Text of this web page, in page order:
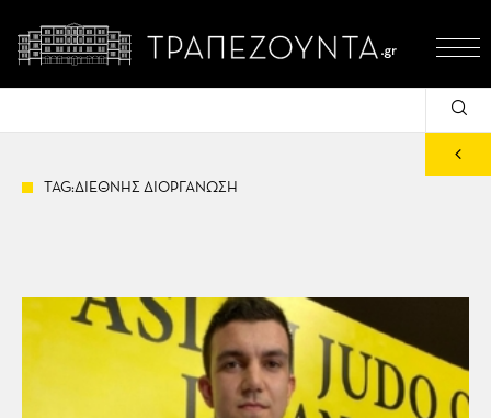
TAG:ΔΙΕΘΝΗΣ ΔΙΟΡΓΑΝΩΣΗ